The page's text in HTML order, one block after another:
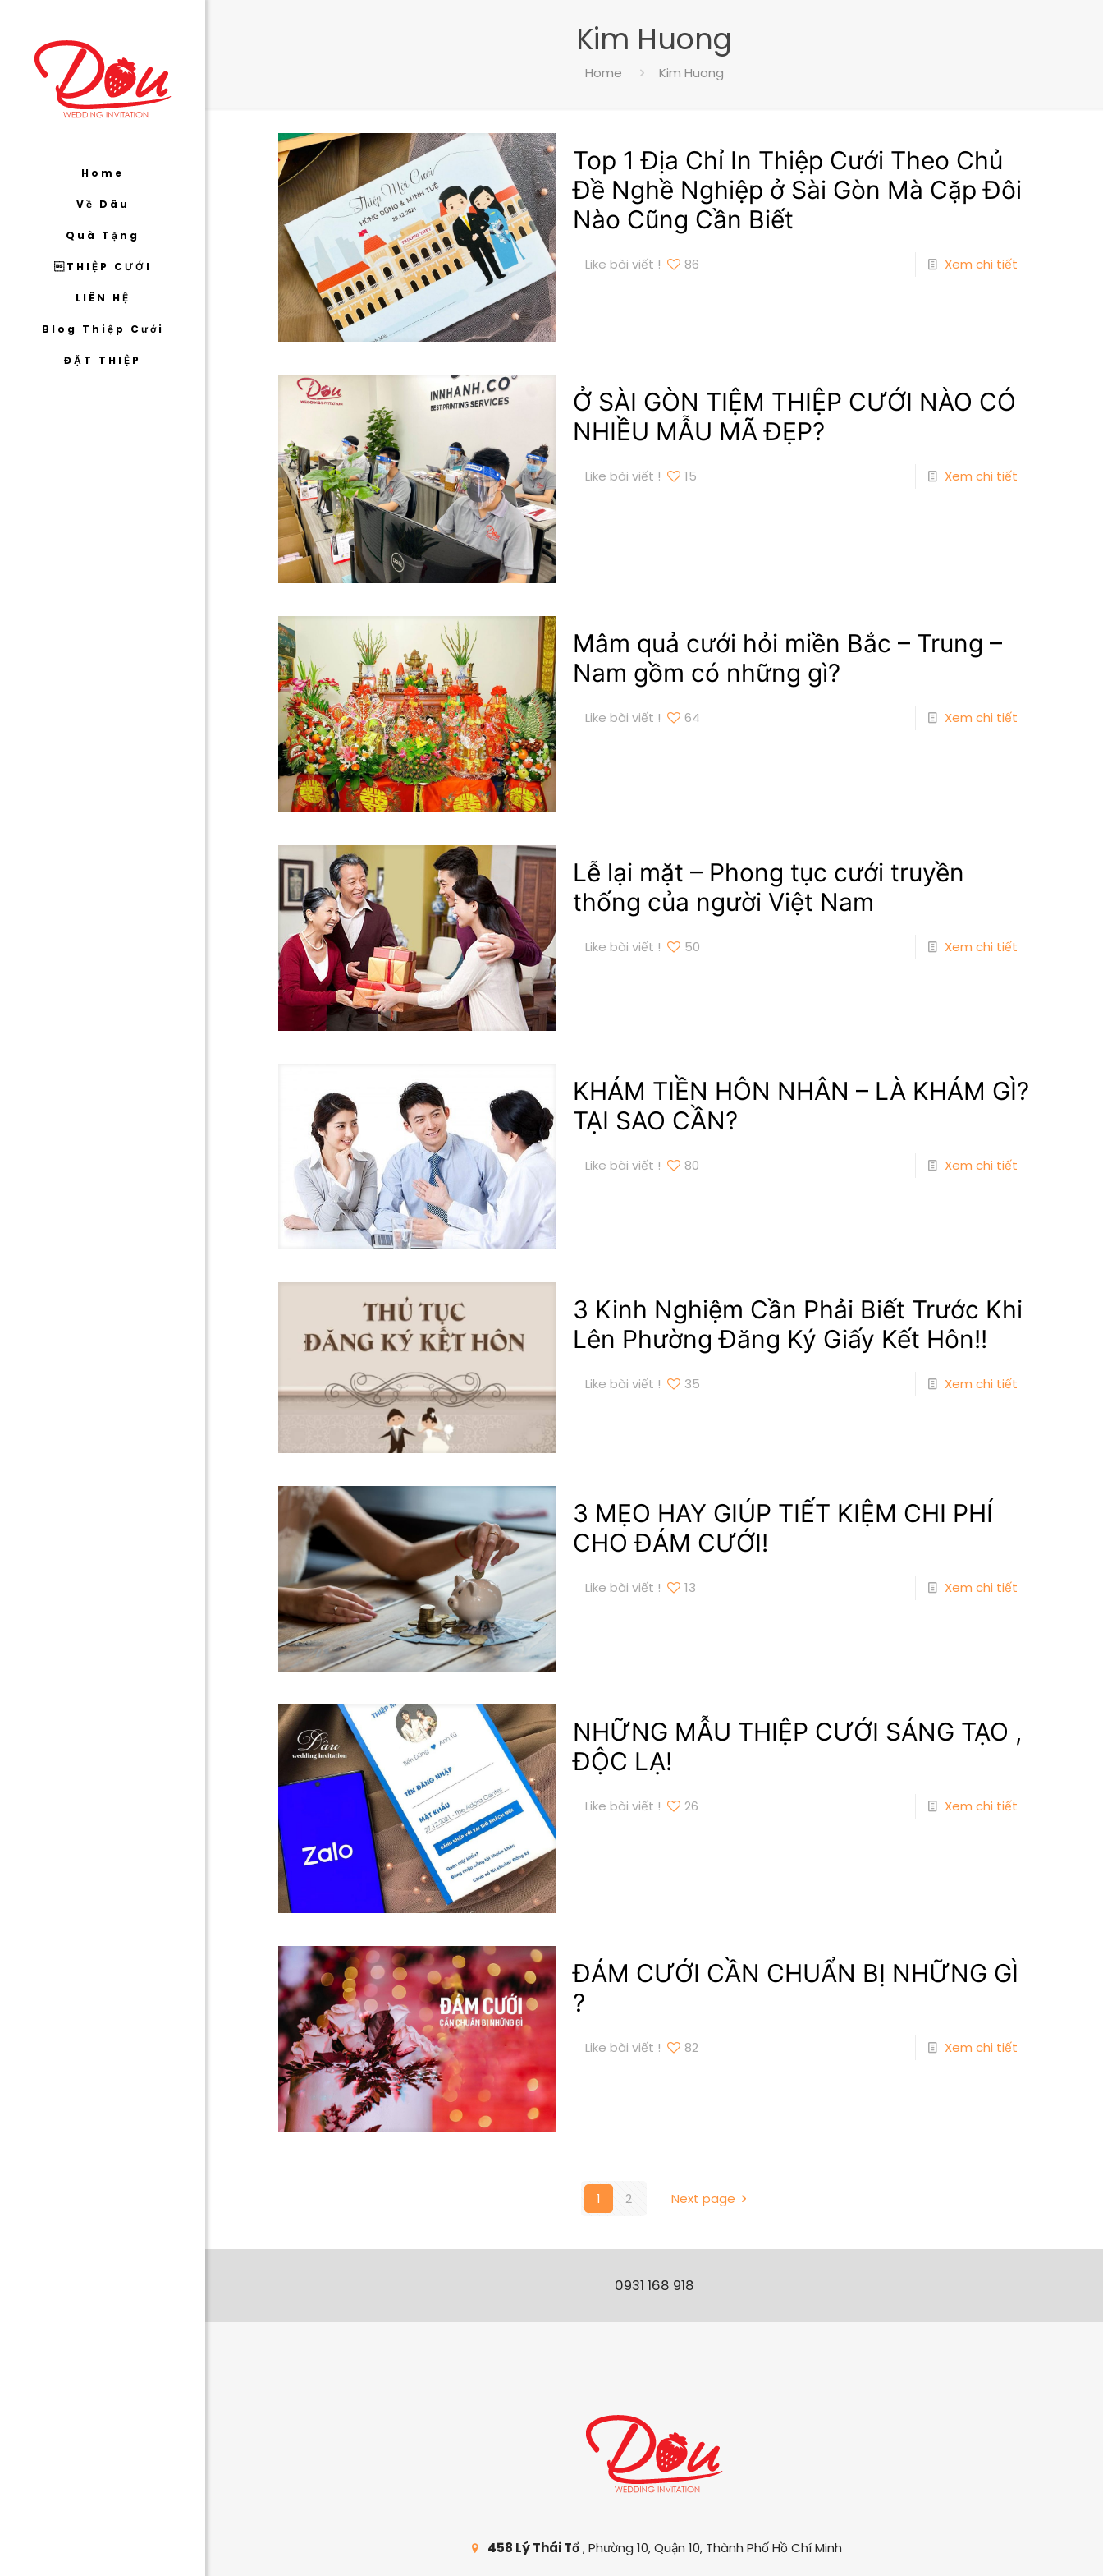
Home
Về Dâu
Quà Tặng
THIỆP CƯỚI
LIÊN HỆ
Blog Thiệp Cưới
ĐẶT THIỆP
Kim Huong
Home Kim Huong
Top 1 Địa Chỉ In Thiệp Cưới Theo Chủ
Đề Nghề Nghiệp ở Sài Gòn Mà Cặp Đôi
Nào Cũng Cần Biết
Like bài viết ! 86 Xem chi tiết
Ở SÀI GÒN TIỆM THIỆP CƯỚI NÀO CÓ
NHIỀU MẪU MÃ ĐẸP?
Like bài viết ! 15 Xem chi tiết
Mâm quả cưới hỏi miền Bắc – Trung –
Nam gồm có những gì?
Like bài viết ! 64 Xem chi tiết
Lễ lại mặt – Phong tục cưới truyền
thống của người Việt Nam
Like bài viết ! 50 Xem chi tiết
KHÁM TIỀN HÔN NHÂN – LÀ KHÁM GÌ?
TẠI SAO CẦN?
Like bài viết ! 80 Xem chi tiết
3 Kinh Nghiệm Cần Phải Biết Trước Khi
Lên Phường Đăng Ký Giấy Kết Hôn!!
Like bài viết ! 35 Xem chi tiết
3 MẸO HAY GIÚP TIẾT KIỆM CHI PHÍ
CHO ĐÁM CƯỚI!
Like bài viết ! 13 Xem chi tiết
NHỮNG MẪU THIỆP CƯỚI SÁNG TẠO ,
ĐỘC LẠ!
Like bài viết ! 26 Xem chi tiết
ĐÁM CƯỚI CẦN CHUẨN BỊ NHỮNG GÌ
?
Like bài viết ! 82 Xem chi tiết
1 2 Next page
0931 168 918
458 Lý Thái Tổ, Phường 10, Quận 10, Thành Phố Hồ Chí Minh